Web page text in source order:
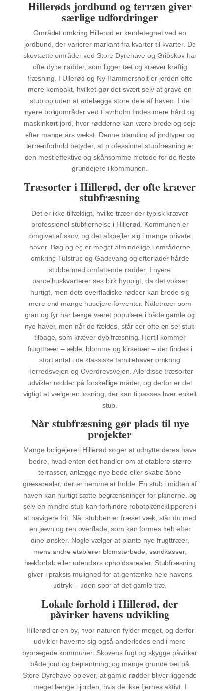
Hillerøds jordbund og terræn giver
særlige udfordringer
Området omkring Hillerød er kendetegnet ved en
jordbund, der varierer markant fra kvarter til kvarter. De
skovtætte områder ved Store Dyrehave og Gribskov har
ofte dybe rødder, som ligger tæt og kræver kraftig
fræsning. I Ullerød og Ny Hammersholt er jorden ofte
mere kompakt, hvilket gør det svært selv at grave en
stub op uden at ødelægge store dele af haven. I de
nyere boligområder ved Favrholm findes mere hård og
maskinkørt jord, hvor rødderne kan være brede og seje
efter mange års vækst. Denne blanding af jordtyper og
terrænforhold betyder, at professionel stubfræsning er
den mest effektive og skånsomme metode for de fleste
grundejere i kommunen.
Træsorter i Hillerød, der ofte kræver
stubfræsning
Det er ikke tilfældigt, hvilke træer der typisk kræver
professionel stubfjernelse i Hillerød. Kommunen er
omgivet af skov, og det afspejler sig i mange private
haver. Bøg og eg er meget almindelige i områderne
omkring Tulstrup og Gadevang og efterlader hårde
stubbe med omfattende rødder. I nyere
parcelhuskvarterer ses birk hyppigt, da det vokser
hurtigt, men dets overfladiske rødder kan brede sig
mere end mange husejere forventer. Nåletræer som
gran og fyr har længe været populære i både gamle og
nye haver, men når de fældes, står der ofte en sej stub
tilbage, som kræver dyb fræsning. Hertil kommer
frugttræer – æble, blomme og kirsebær – der findes i
stort antal i de klassiske familiehaver omkring
Herredsvejen og Overdrevsvejen. Alle disse træsorter
udvikler rødder på forskellige måder, og derfor er det
vigtigt at vælge en løsning, der kan tilpasses hver enkelt
stub.
Når stubfræsning gør plads til nye
projekter
Mange boligejere i Hillerød søger at udnytte deres have
bedre, hvad enten det handler om at etablere større
terrasser, anlægge nye bede eller skabe åbne
græsarealer, der er nemme at holde. En stub i midten af
haven kan hurtigt sætte begrænsninger for planerne, og
selv en mindre stub kan forhindre robotplæneklipperen i
at navigere frit. Når stubben er fræset væk, står du med
en jævn og ren overflade, som kan formes helt efter
dine ønsker. Nogle vælger at plante nye frugttræer,
mens andre etablerer blomsterbede, sandkasser,
hækforløb eller udendørs opholdsarealer. Stubfræsning
giver i praksis mulighed for at gentænke hele havens
udtryk – uden spor af det gamle træ.
Lokale forhold i Hillerød, der
påvirker havens udvikling
Hillerød er en by, hvor naturen fylder meget, og derfor
udvikler haverne sig også anderledes end i mere
byprægede kommuner. Skovens fugt og skygge påvirker
både jord og beplantning, og mange grunde tæt på
Store Dyrehave oplever, at gamle rødder bliver liggende
meget længe i jorden, hvis de ikke fjernes aktivt. I